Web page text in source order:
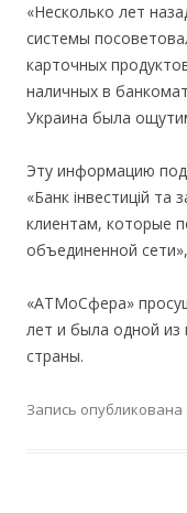
«Несколько лет
системы
карточных
наличных в
Украина была
Эту информацию
«Банк інвестицій
клиентам, которые
объединенной
«АТМоСфера»
лет и была одной из
страны.
Запись опубликована